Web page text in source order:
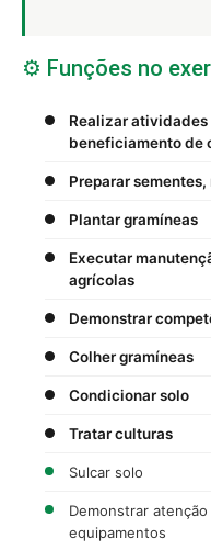
⚙️ Funções no
Realizar atividades
beneficiamento de
Preparar
Plantar gramíneas
Executar
agrícolas
Demonstrar
Colher gramíneas
Condicionar solo
Tratar culturas
Sulcar solo
Demonstrar
equipamentos